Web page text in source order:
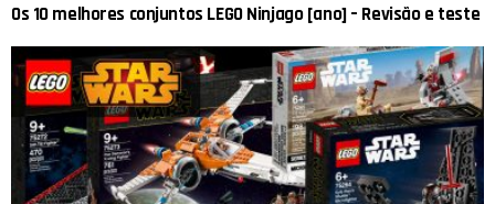
Os 10 melhores conjuntos LEGO Ninjago [ano] – Revisão e teste